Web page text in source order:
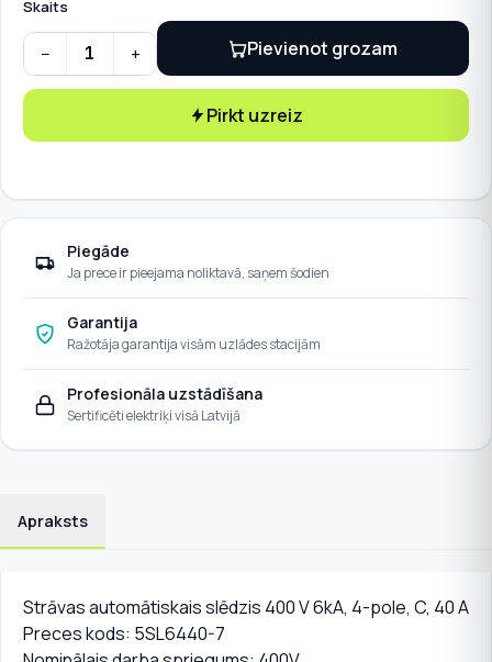
Skaits
Siemens strāvas automātslēdzis + noplūdes strāvas
− + Pievienot grozam
Pirkt uzreiz
Piegāde
Ja prece ir pieejama noliktavā, saņem šodien
Garantija
Ražotāja garantija visām uzlādes stacijām
Profesionāla uzstādīšana
Sertificēti elektriķi visā Latvijā
Apraksts
Strāvas automātiskais slēdzis 400 V 6kA, 4-pole, C, 40 A
Preces kods: 5SL6440-7